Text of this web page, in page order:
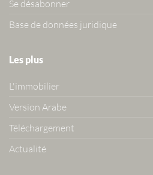
Se désabonner
Base de données juridique
Les plus
L'immobilier
Version Arabe
Téléchargement
Actualité